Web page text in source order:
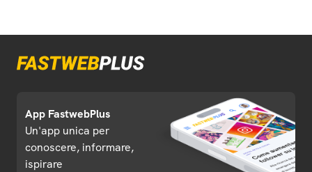
App FastwebPlus
Un'app unica per
conoscere, informare,
ispirare